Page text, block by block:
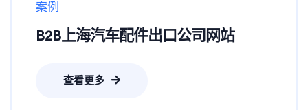
案例
B2B上海汽车配件出口公司网站
查看更多